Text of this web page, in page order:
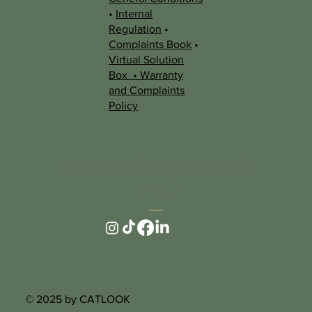
© 2025 by CATLOOK
• Internal
Regulation •
Complaints Book •
Virtual Solution
Box •Warranty
and Complaints
Policy